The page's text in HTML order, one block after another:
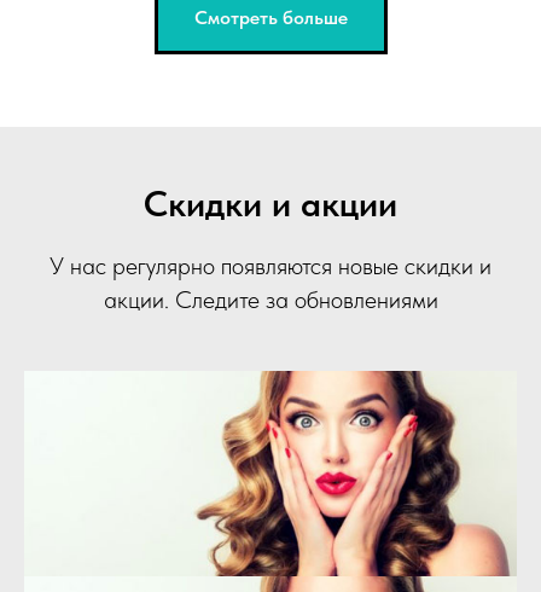
Смотреть больше
Скидки и акции
У нас регулярно появляются новые скидки и
акции. Следите за обновлениями